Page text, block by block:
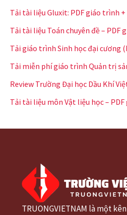
Tải tài liệu Gluxit: PDF giáo trình +
Tải tài liệu Toán chuyên đề – PDF
Tải giáo trình Sinh học đại cương
Tải miễn phí giáo trình Quản trị
Review Trường Đại học Dầu Khí
Tải tài liệu môn Vật liệu học –
TRUONGVIETNAM là một